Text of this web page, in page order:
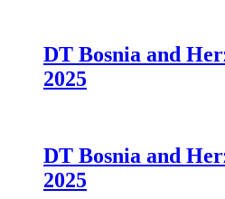
DT Bosnia and
2025
DT Bosnia and
2025